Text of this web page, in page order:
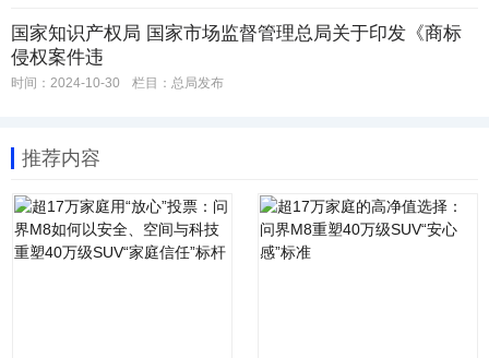
国家知识产权局 国家市场监督管理总局关于印发《商标
侵权案件违
时间：2024-10-30 栏目： 总局发布
推荐内容